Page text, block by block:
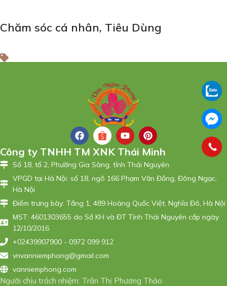
Chăm sóc cá nhân, Tiêu Dùng
Công ty TNHH TM XNK Thái Minh
Số 18, tổ 2, Phường Gia Sàng, tỉnh Thái Nguyên
VPGD tại Hà Nội: số 18, ngõ 166 Phạm Văn Đồng, Đông Ngạc,
Hà Nội
Điểm trưng bày: Tầng 1, 489 Hoàng Quốc Việt, Nghĩa Đô, Hà Nội
MST: 4601303655 do Sở KH và ĐT Tỉnh Thái Nguyên cấp ngày
12/10/2016
+02439907900 - 0972 099 912
vnvanniemphong@gmail.com
vanniemphong.com
Người chịu trách nhiệm: Trần Thị Phương Thảo